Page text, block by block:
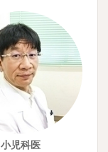
小児科医